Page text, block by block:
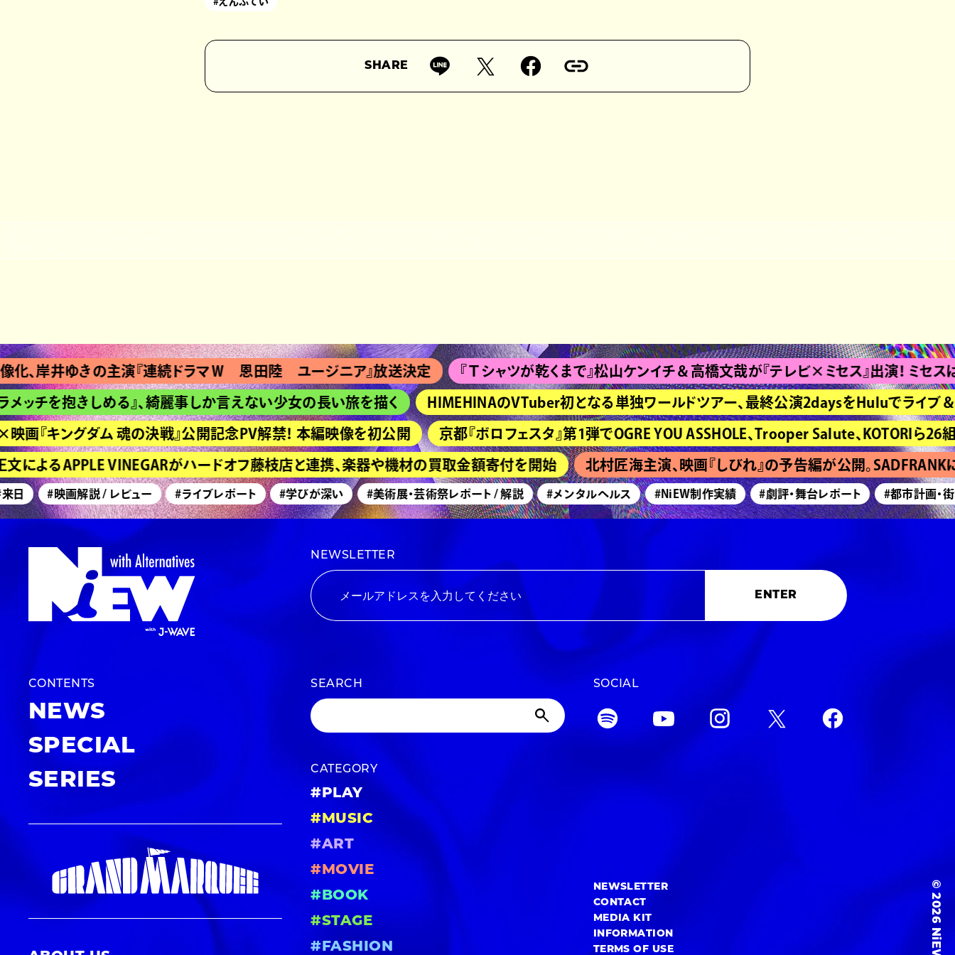
SHARE
岸井ゆきの主演『連続ドラマＷ 恩田陸 ユージニア』放送決定 『Ｔシャツが乾くまで』松山ケンイチ＆高橋文哉が『テレビ×ミセス』出演！ ミセスは
チを抱きしめる』、綺麗事しか言えない少女の長い旅を描く HIMEHINAのVTuber初となる単独ワールドツアー、最終公演2daysをHuluでライブ＆見
『キングダム 魂の決戦』公開記念PV解禁！ 本編映像を初公開 京都『ボロフェスタ』第1弾でOGRE YOU ASSHOLE、Trooper Salute、KOTORIら26組発
よるAPPLE VINEGARがハードオフ藤枝店と連携、楽器や機材の買取金額寄付を開始 北村匠海主演、映画『しびれ』の予告編が公開。SADFRANK
#映画解説 / レビュー #ライブレポート #学びが深い #美術展・芸術祭レポート / 解説 #メンタルヘルス #NiEW制作実績 #劇評・舞台レポート #都市計画・街づ
NEWSLETTER
ENTER
CONTENTS
NEWS
SPECIAL
SERIES
SEARCH
CATEGORY
#PLAY
#MUSIC
#ART
#MOVIE
#BOOK
#STAGE
#FASHION
SOCIAL
NEWSLETTER
CONTACT
MEDIA KIT
INFORMATION
TERMS OF USE